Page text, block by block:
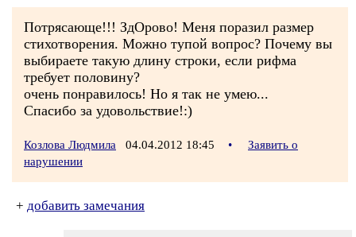
Потрясающе!!! ЗдОрово! Меня поразил размер
стихотворения. Можно тупой вопрос? Почему вы
выбираете такую длину строки, если рифма
требует половину?
очень понравилось! Но я так не умею...
Спасибо за удовольствие!:)
Козлова Людмила 04.04.2012 18:45 •
Заявить о
нарушении
+ добавить замечания